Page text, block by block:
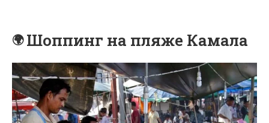
Шоппинг на пляже Камала